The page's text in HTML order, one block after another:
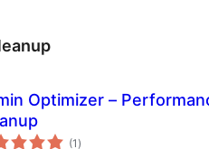
Optimizer –
(1 საერთო
)